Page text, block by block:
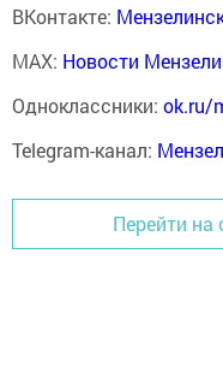
ВКонтакте:
MAX: Новости
Одноклассники: ok.ru/
Telegram-канал:
Перейти на